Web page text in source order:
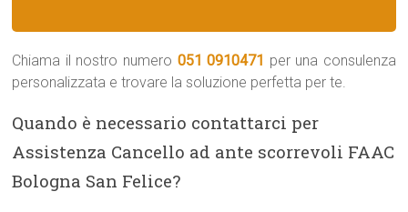
Chiama il nostro numero 051 0910471 per una consulenza
personalizzata e trovare la soluzione perfetta per te.
Quando è necessario contattarci per
Assistenza Cancello ad ante scorrevoli FAAC
Bologna San Felice?